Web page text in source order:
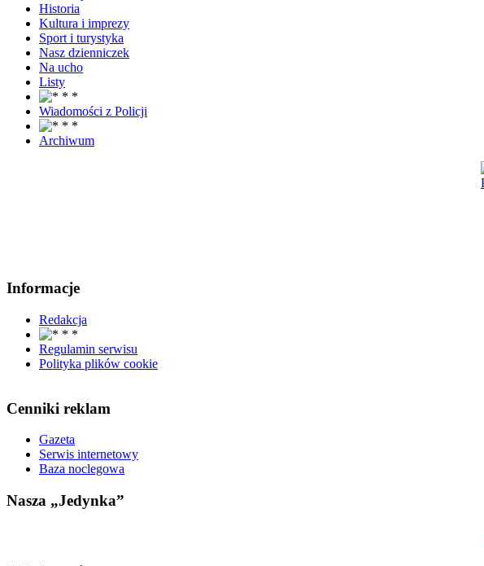
Historia
Kultura i imprezy
Sport i turystyka
Nasz dzienniczek
Na ucho
Listy
Wiadomości z Policji
Archiwum
Informacje
Redakcja
Regulamin serwisu
Polityka plików cookie
Cenniki reklam
Gazeta
Serwis internetowy
Baza noclegowa
Nasza „Jedynka”